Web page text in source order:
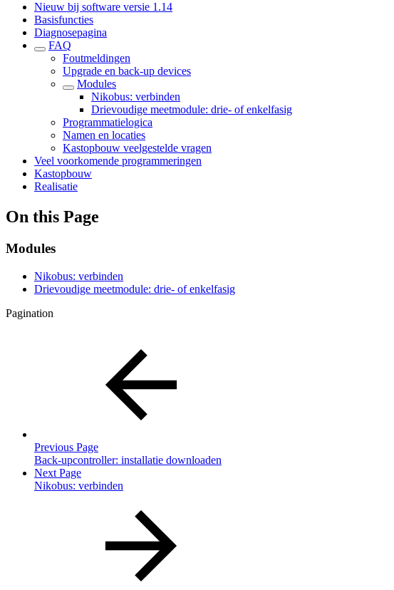
Nieuw bij software versie 1.14
Basisfuncties
Diagnosepagina
FAQ
Foutmeldingen
Upgrade en back-up devices
Modules
Nikobus: verbinden
Drievoudige meetmodule: drie- of enkelfasig
Programmatielogica
Namen en locaties
Kastopbouw veelgestelde vragen
Veel voorkomende programmeringen
Kastopbouw
Realisatie
On this Page
Modules
Nikobus: verbinden
Drievoudige meetmodule: drie- of enkelfasig
Pagination
Previous Page
Back-upcontroller: installatie downloaden
Next Page
Nikobus: verbinden